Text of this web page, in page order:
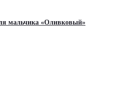
мальчика «Оливковый»